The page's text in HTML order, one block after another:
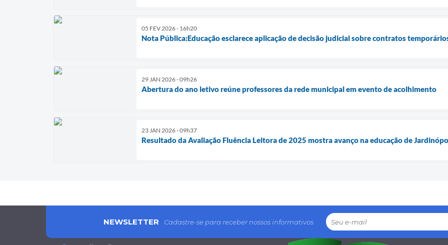
05 FEV 2026 - 16h20
Nota Pública:Educação esclarece aplicação de decisão judicial sobre contratos
29 JAN 2026 - 09h26
Abertura do ano letivo reúne professores da rede municipal em evento de acolhimento
23 JAN 2026 - 09h37
Resultado da Avaliação Fluência Leitora de 2025 mostra avanço na educação de
NEWSLETTER Cadastre-se para receber nossos informativos